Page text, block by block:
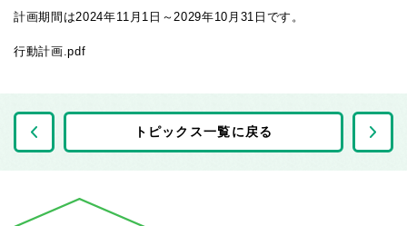
計画期間は2024年11月1日～2029年10月31日です。
行動計画.pdf
トピックス一覧に戻る